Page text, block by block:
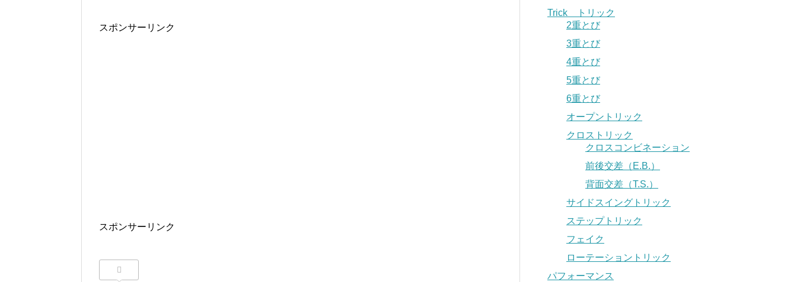
スポンサーリンク
スポンサーリンク
Trick トリック
2重とび
3重とび
4重とび
5重とび
6重とび
オープントリック
クロストリック
クロスコンビネーション
前後交差（E.B.）
背面交差（T.S.）
サイドスイングトリック
ステップトリック
フェイク
ローテーショントリック
パフォーマンス